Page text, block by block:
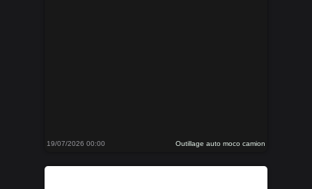
19/07/2026 00:00 Outillage auto moco camion